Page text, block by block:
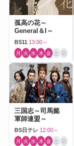
孤高の花～
General＆I～
BS11 13:00～
月 火 水 木 金 土 日
三国志～司馬懿
軍師連盟～
BS日テレ 12:00～
月 火 水 木 金 土 日